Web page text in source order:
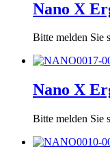
Nano X
Bitte melden Sie
Nano X
Bitte melden Sie